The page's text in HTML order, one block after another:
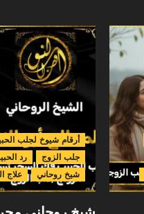
أرقام شيوخ لجلب
جلب الزوج
رد
شيخ روحاني
علاج